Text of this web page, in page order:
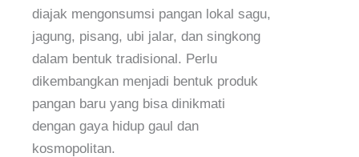
diajak mengonsumsi pangan lokal sagu,
jagung, pisang, ubi jalar, dan singkong
dalam bentuk tradisional. Perlu
dikembangkan menjadi bentuk produk
pangan baru yang bisa dinikmati
dengan gaya hidup gaul dan
kosmopolitan.